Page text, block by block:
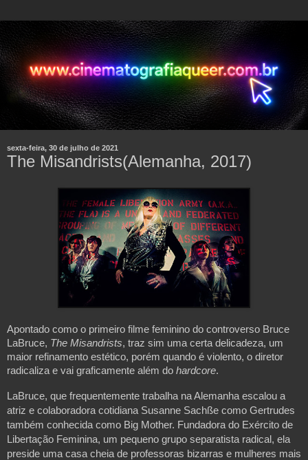
sexta-feira, 30 de julho de 2021
The Misandrists(Alemanha, 2017)
Apontado como o primeiro filme feminino do controverso Bruce
LaBruce, The Misandrists, traz sim uma certa delicadeza, um
maior refinamento estético, porém quando é violento, o diretor
radicaliza e vai graficamente além do hardcore.
LaBruce, que frequentemente trabalha na Alemanha escalou a
atriz e colaboradora cotidiana Susanne Sachße como Gertrudes
também conhecida como Big Mother. Fundadora do Exército de
Libertação Feminina, um pequeno grupo separatista radical, ela
preside uma casa cheia de professoras bizarras e mulheres mais